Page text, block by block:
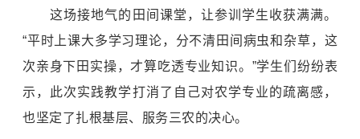
这场接地气的田间课堂，让参训学生收获满满。
“平时上课大多学习理论，分不清田间病虫和杂草，这
次亲身下田实操，才算吃透专业知识。”学生们纷纷表
示，此次实践教学打消了自己对农学专业的疏离感，
也坚定了扎根基层、服务三农的决心。